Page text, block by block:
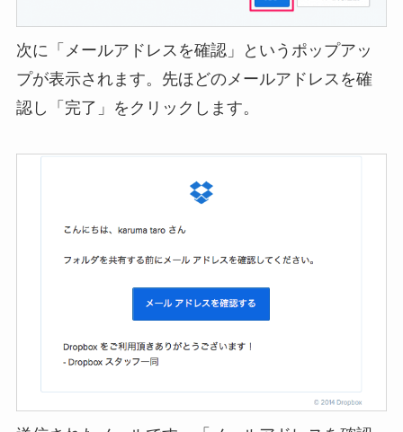
次に「メールアドレスを確認」というポップアッ
プが表示されます。先ほどのメールアドレスを確
認し「完了」をクリックします。